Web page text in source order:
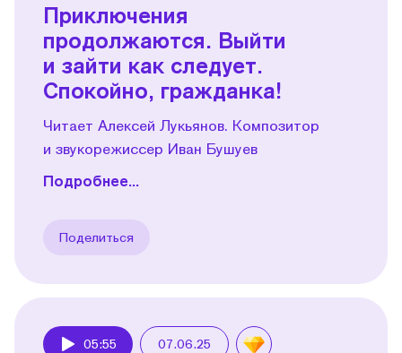
Приключения
продолжаются. Выйти
и зайти как следует.
Спокойно, гражданка!
Читает Алексей Лукьянов. Композитор
и звукорежиссер Иван Бушуев
Подробнее...
Поделиться
05:55 07.06.25